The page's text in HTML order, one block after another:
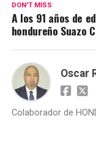
DON'T MISS
A los 91 años de
hondureño Suazo
Oscar
Colaborador de